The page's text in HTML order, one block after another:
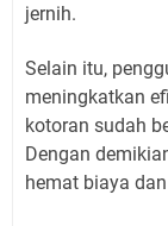
jernih.
Selain itu,
meningkatkan
kotoran sudah
Dengan
hemat biaya